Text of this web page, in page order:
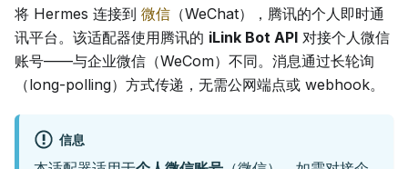
将 Hermes 连接到 微信 （WeChat），腾讯的个人即时通
讯平台。该适配器使用腾讯的 iLink Bot API 对接个人微信
账号——与企业微信（WeCom）不同。消息通过长轮询
（long-polling）方式传递，无需公网端点或 webhook。
信息